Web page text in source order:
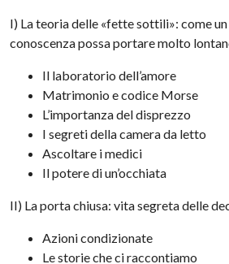
I) La teoria delle «fette sottili»: come
conoscenza possa portare molto
Il laboratorio dell’amore
Matrimonio e codice Morse
L’importanza del disprezzo
I segreti della camera da letto
Ascoltare i medici
Il potere di un’occhiata
II) La porta chiusa: vita segreta delle
Azioni condizionate
Le storie che ci raccontiamo